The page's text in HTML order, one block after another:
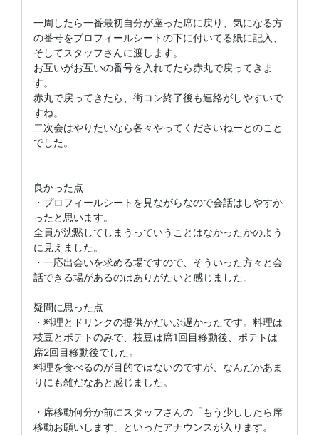
一周したら一番最初自分が座った席に戻り、気になる方
の番号をプロフィールシートの下に付いてる紙に記入、
そしてスタッフさんに渡します。
お互いがお互いの番号を入れてたら赤丸で戻ってきま
す。
赤丸で戻ってきたら、街コン終了後も連絡がしやすいで
すね。
二次会はやりたいなら各々やってくださいねーとのこと
でした。
良かった点
・プロフィールシートを見ながらなので会話はしやすか
ったと思います。
全員が沈黙してしまうっていうことはなかったかのよう
に見えました。
・一応出会いを求める場ですので、そういった方々と会
話できる場があるのはありがたいと感じました。
疑問に思った点
・料理とドリンクの提供がだいぶ遅かったです。料理は
枝豆とポテトのみで、枝豆は席1回目移動後、ポテトは
席2回目移動後でした。
料理を食べるのが目的ではないのですが、なんだかあま
りにも雑だなあと感じました。
・席移動何分か前にスタッフさんの「もう少ししたら席
移動お願いします」といったアナウンスが入ります。